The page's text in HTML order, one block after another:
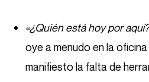
«¿Quién está hoy por aquí?
oye a menudo en la
manifiesto la falta de